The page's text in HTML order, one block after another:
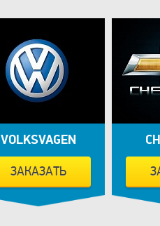
VOLKSVAGEN
ЗАКАЗАТЬ